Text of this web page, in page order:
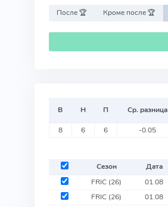
После 🏆 Кроме после 🏆
В Н П Ср. разница
8 6 6 -0.05
Сезон Дата
FRIC (26) 01.08
FRIC (26) 01.08